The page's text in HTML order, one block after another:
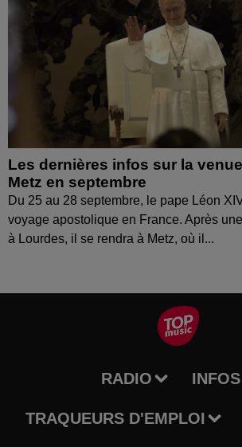
Les dernières infos sur la
Metz en septembre
Du 25 au 28 septembre, le pape Léon
voyage apostolique en France. Après
à Lourdes, il se rendra à Metz, où il...
RADIO INFOS
TRAQUEURS D'EMPLOI